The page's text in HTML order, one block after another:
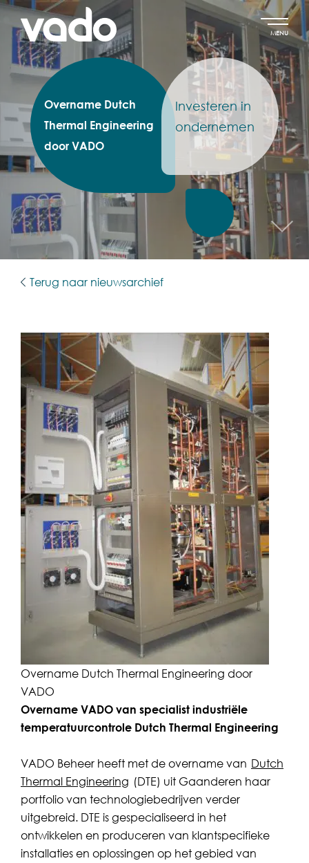
MENU
Overname Dutch
Thermal Engineering
door VADO
Investeren in
ondernemen
Terug naar nieuwsarchief
Overname Dutch Thermal Engineering door
VADO
Overname VADO van specialist industriële
temperatuurcontrole Dutch Thermal Engineering
VADO Beheer heeft met de overname van Dutch
Thermal Engineering (DTE) uit Gaanderen haar
portfolio van technologiebedrijven verder
uitgebreid. DTE is gespecialiseerd in het
ontwikkelen en produceren van klantspecifieke
installaties en oplossingen op het gebied van